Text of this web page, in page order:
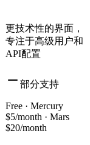
更技术性的界面，
专注于高级用户和
API配置
部分支持
Free · Mercury
$5/month · Mars
$20/month